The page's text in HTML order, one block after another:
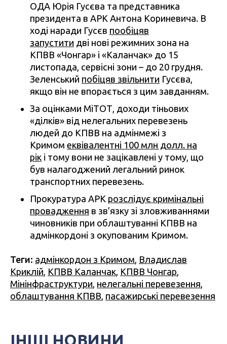
ОДА Юрія Гусєва та представника
президента в АРК Антона Кориневича. В
ході наради Гусєв пообіцяв
запустити дві нові режимних зона на
КПВВ «Чонгар» і «Каланчак» до 15
листопада, сервісні зони – до 20 грудня.
Зеленський побіцяв звільнити Гусєва,
якщо він не впорається з цим завданням.
За оцінками МіТОТ, доходи тіньових
«ділків» від нелегальних перевезень
людей до КПВВ на адмінмежі з
Кримом еквівалентні 100 млн долл. на
рік і тому вони не зацікавлені у тому, що
був налагоджений легальний ринок
транспортних перевезень.
Прокуратура АРК розслідує кримінальні
провадження в зв’язку зі зловживаннями
чиновників при облаштуванні КПВВ на
адмінкордоні з окупованим Кримом.
Теги: адмінкордон з Кримом, Владислав
Криклій, КПВВ Каланчак, КПВВ Чонгар,
Мінінфраструктури, нелегальні перевезення,
облаштування КПВВ, пасажирські перевезення
ІНШІ НОВИНИ